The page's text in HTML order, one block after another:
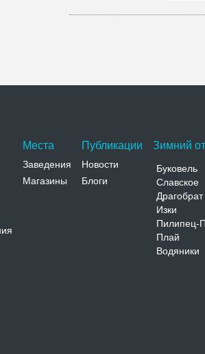
Места
Заведения
Магазины
Публикации
Новости
Блоги
Зимний
Буковель
Славское
Драгобрат
Изки
Пилипец-
Плай
Водяники